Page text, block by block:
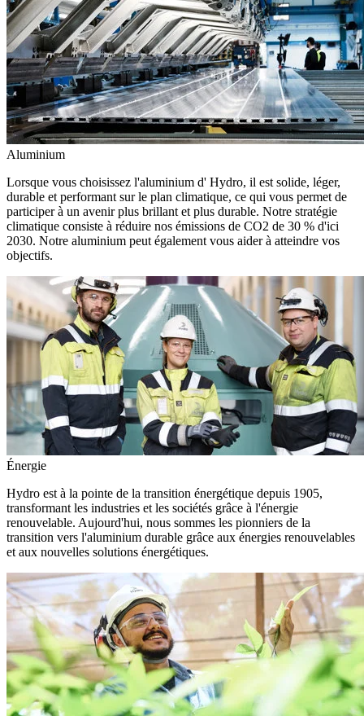
Aluminium
Lorsque vous choisissez l'aluminium d' Hydro, il est solide, léger,
durable et performant sur le plan climatique, ce qui vous permet de
participer à un avenir plus brillant et plus durable. Notre stratégie
climatique consiste à réduire nos émissions de CO2 de 30 % d'ici
2030. Notre aluminium peut également vous aider à atteindre vos
objectifs.
Énergie
Hydro est à la pointe de la transition énergétique depuis 1905,
transformant les industries et les sociétés grâce à l'énergie
renouvelable. Aujourd'hui, nous sommes les pionniers de la
transition vers l'aluminium durable grâce aux énergies renouvelables
et aux nouvelles solutions énergétiques.